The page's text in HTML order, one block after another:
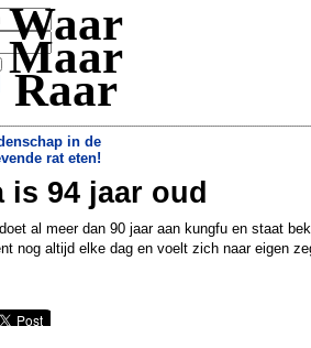
Waar
Maar
Raar
in de
rat eten!
Tweelingliefde in beeld »
94 jaar oud
al meer dan 90 jaar aan kungfu en staat
nog altijd elke dag en voelt zich naar eigen